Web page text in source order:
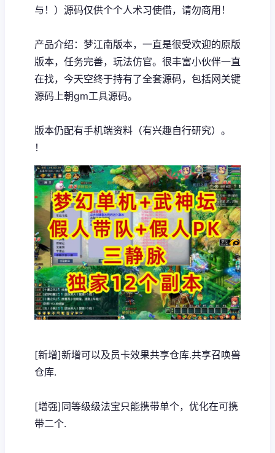
与！）源码仅供个个人术习使借，请勿商用！
产品介绍：梦江南版本，一直是很受欢迎的原版
版本，任务完善，玩法仿官。很丰富小伙伴一直
在找，今天空终于持有了全套源码，包括网关键
源码上朝gm工具源码。
版本仍配有手机端资料（有兴趣自行研究）。
！
[新增]新增可以及员卡效果共享仓库.共享召唤兽
仓库.
[增强]同等级级法宝只能携带单个，优化在可携
带二个.